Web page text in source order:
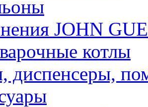
JOHN
котлы
диспенсеры,